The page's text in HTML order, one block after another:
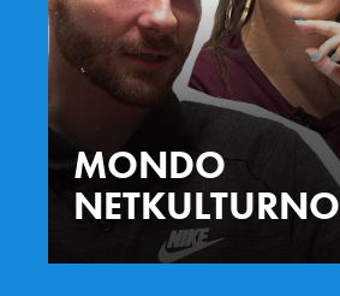
MONDO
NETKULTURNO